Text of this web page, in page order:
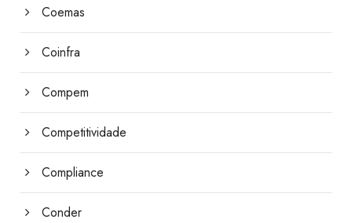
Coemas
Coinfra
Compem
Competitividade
Compliance
Conder